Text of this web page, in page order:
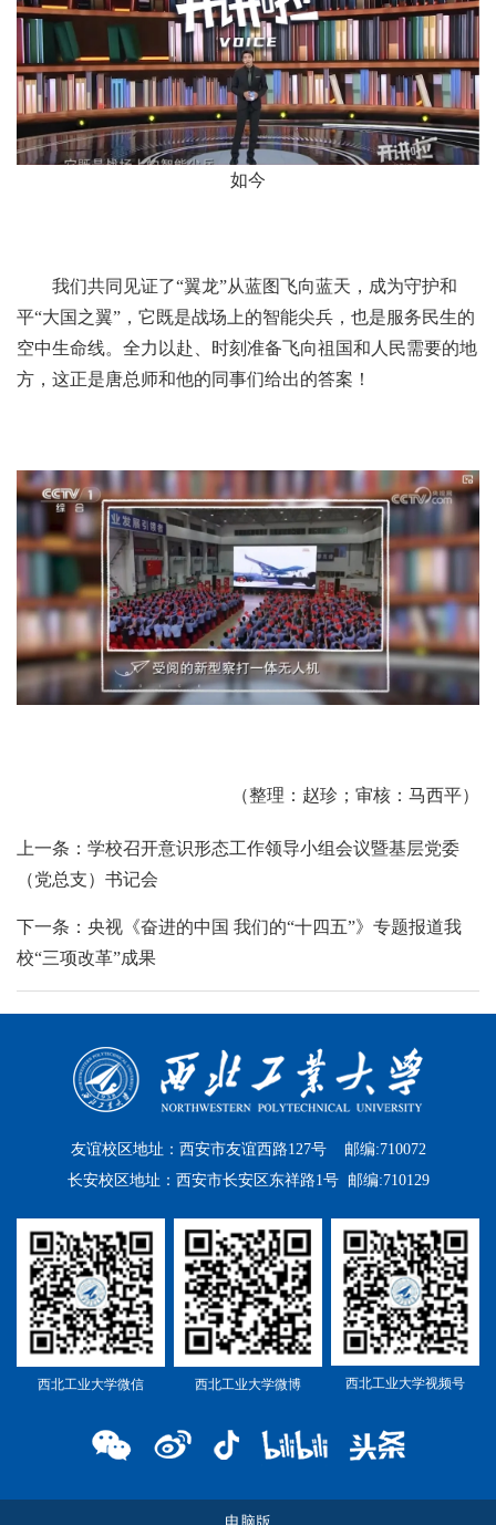
如今
我们共同见证了“翼龙”从蓝图飞向蓝天，成为守护和
平“大国之翼”，它既是战场上的智能尖兵，也是服务民生的
空中生命线。全力以赴、时刻准备飞向祖国和人民需要的地
方，这正是唐总师和他的同事们给出的答案！
（整理：赵珍；审核：马西平）
上一条：学校召开意识形态工作领导小组会议暨基层党委
（党总支）书记会
下一条：央视《奋进的中国 我们的“十四五”》专题报道我
校“三项改革”成果
友谊校区地址：西安市友谊西路127号 邮编:710072
长安校区地址：西安市长安区东祥路1号 邮编:710129
西北工业大学微信 西北工业大学微博 西北工业大学视频号